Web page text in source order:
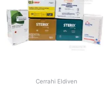
Cerrahi Eldiven